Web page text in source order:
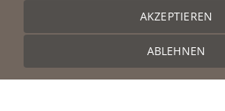
AKZEPTIEREN
ABLEHNEN